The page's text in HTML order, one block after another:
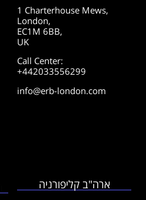
1 Charterhouse Mews,
London,
EC1M 6BB,
UK
Call Center:
+442033556299
info@erb-london.com
ארה"ב קליפורניה